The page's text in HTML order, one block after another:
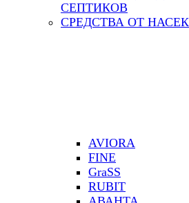
СЕПТИКОВ
СРЕДСТВА ОТ
AVIORA
FINE
GraSS
RUBIT